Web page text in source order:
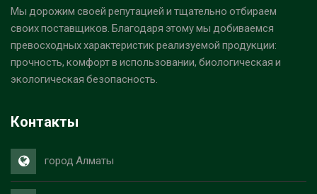
Мы дорожим своей репутацией и тщательно отбираем
своих поставщиков. Благодаря этому мы добиваемся
превосходных характеристик реализуемой продукции:
прочность, комфорт в использовании, биологическая и
экологическая безопасность.
Контакты
город Алматы